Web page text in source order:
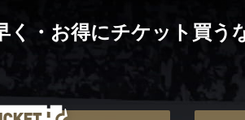
く・お得にチケット買う